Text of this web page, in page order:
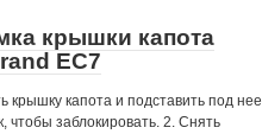
крышки капота
EC7
крышку капота и подставить под нее
чтобы заблокировать. 2. Снять